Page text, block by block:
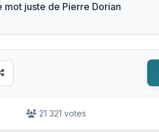
mot juste de Pierre Dorian
21 321 votes